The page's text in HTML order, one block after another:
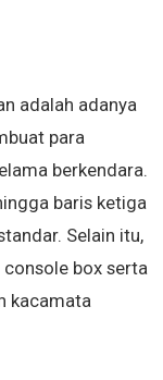
adalah adanya
para
berkendara.
baris ketiga
Selain itu,
box serta
kacamata